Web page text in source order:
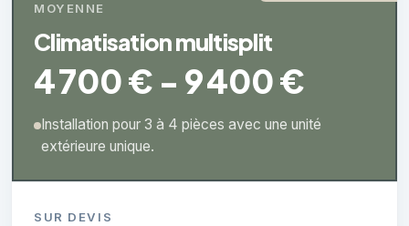
MOYENNE
Climatisation multisplit
4 700 € - 9 400 €
Installation pour 3 à 4 pièces avec une unité
extérieure unique.
SUR DEVIS